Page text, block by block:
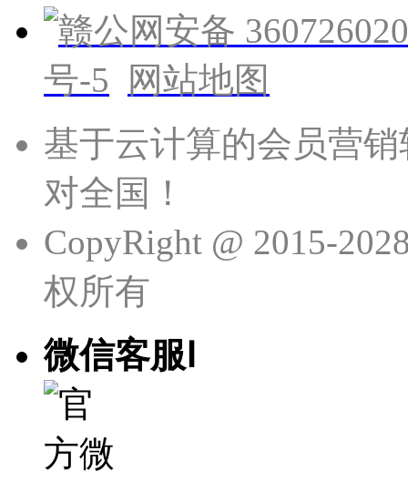
赣公网安备
号-5
网站地图
基于云计算的会员营
对全国！
CopyRight @ 2015-
权所有
微信客服Ⅰ